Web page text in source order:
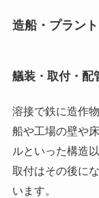
造船・プラン
艤装・取付・配
溶接で鉄に造作
船や工場の壁や
ルといった構造
取付はその後に
います。